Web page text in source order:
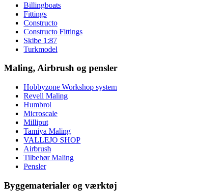
Billingboats
Fittings
Constructo
Constructo Fittings
Skibe 1:87
Turkmodel
Maling, Airbrush og pensler
Hobbyzone Workshop system
Revell Maling
Humbrol
Microscale
Milliput
Tamiya Maling
VALLEJO SHOP
Airbrush
Tilbehør Maling
Pensler
Byggematerialer og værktøj